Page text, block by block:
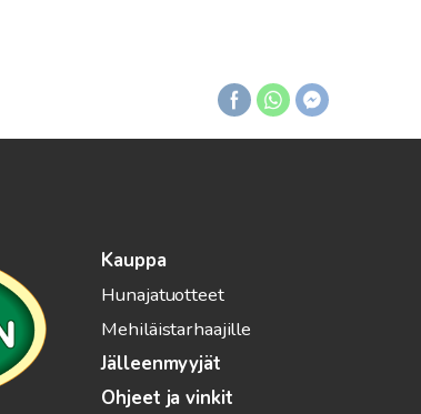
Kauppa
Hunajatuotteet
Mehiläistarhaajille
Jälleenmyyjät
Ohjeet ja vinkit